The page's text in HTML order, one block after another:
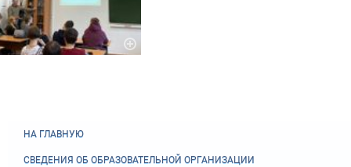
НА ГЛАВНУЮ
СВЕДЕНИЯ ОБ ОБРАЗОВАТЕЛЬНОЙ ОРГАНИЗАЦИИ